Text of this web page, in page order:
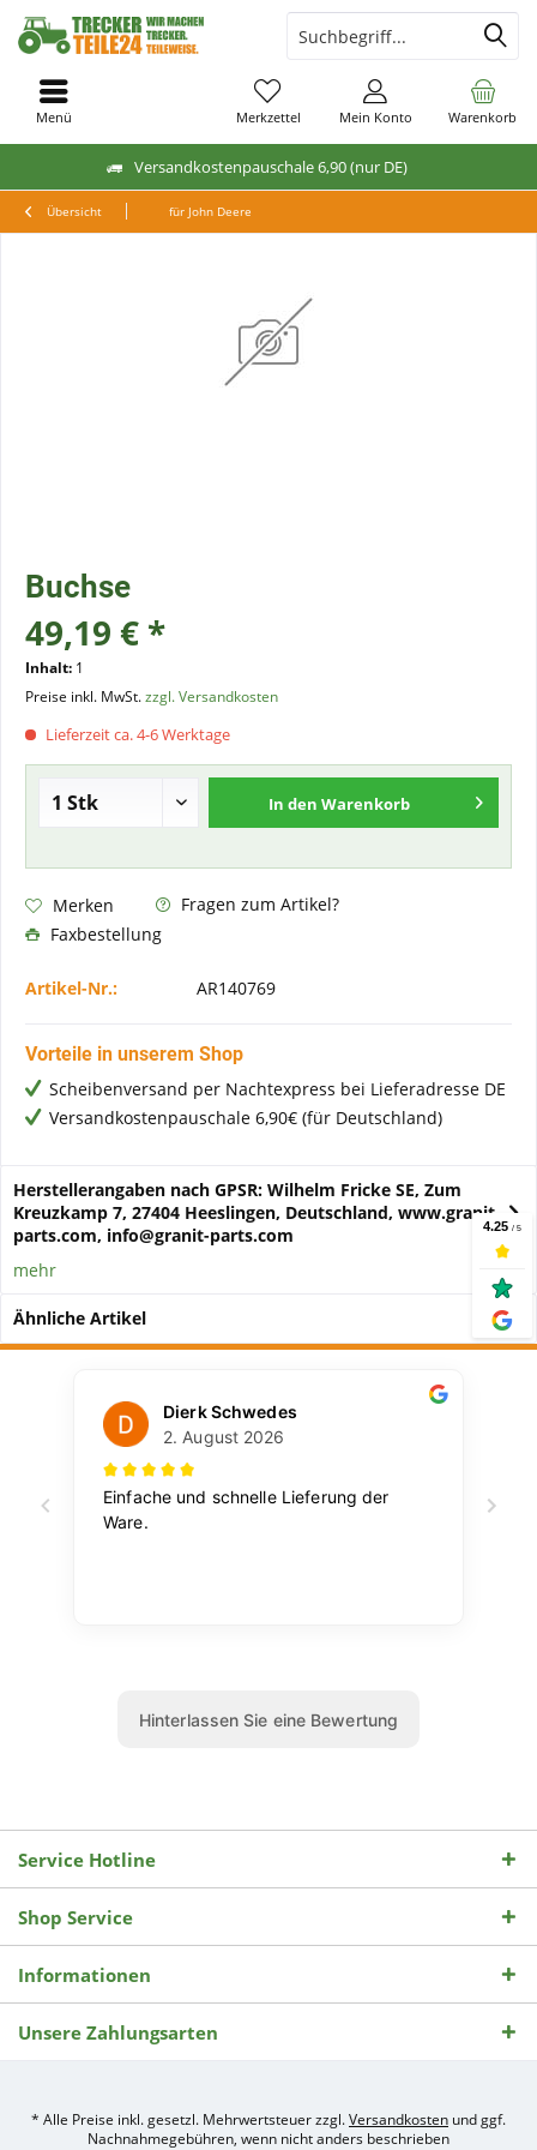
Versandkostenpauschale 6,90 (nur DE)
Warenkorb
Merkzettel Mein Konto
Menü
Übersicht für John Deere
Buchse
49,19 € *
Inhalt: 1
Preise inkl. MwSt.zzgl. Versandkosten
Lieferzeit ca. 4-6 Werktage
In den Warenkorb
Merken
Fragen zum Artikel?
Faxbestellung
Artikel-Nr.: AR140769
Vorteile in unserem Shop
Scheibenversand per Nachtexpress bei Lieferadresse DE
Versandkostenpauschale 6,90€ (für Deutschland)
Herstellerangaben nach GPSR: Wilhelm Fricke SE, Zum
Kreuzkamp 7, 27404 Heeslingen, Deutschland, www.granit-
parts.com, info@granit-parts.com
mehr
Ähnliche Artikel
Service Hotline
Shop Service
Informationen
Unsere Zahlungsarten
* Alle Preise inkl. gesetzl. Mehrwertsteuer zzgl.Versandkosten und ggf.
Nachnahmegebühren, wenn nicht anders beschrieben